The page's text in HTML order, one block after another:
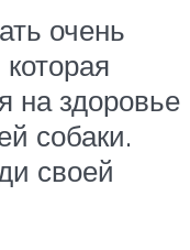
очень
на здоровье
собаки.
своей